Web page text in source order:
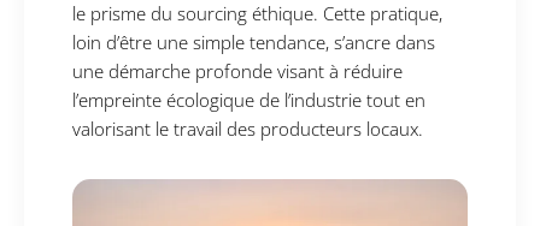
le prisme du sourcing éthique. Cette pratique,
loin d’être une simple tendance, s’ancre dans
une démarche profonde visant à réduire
l’empreinte écologique de l’industrie tout en
valorisant le travail des producteurs locaux.